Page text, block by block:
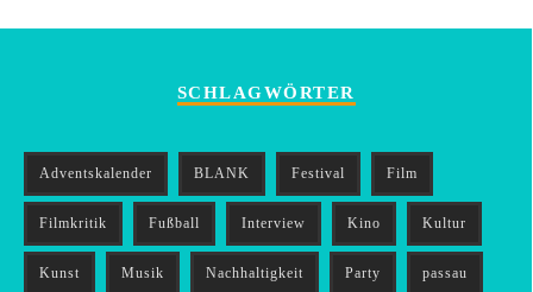
SCHLAGWÖRTER
Adventskalender BLANK Festival Film
Filmkritik Fußball Interview Kino Kultur
Kunst Musik Nachhaltigkeit Party passau